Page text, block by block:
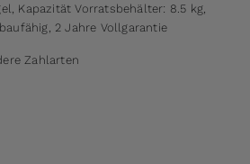
Kapazität Vorratsbehälter: 8.5 kg,
2 Jahre Vollgarantie
Zahlarten